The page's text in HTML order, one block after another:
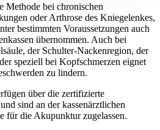
Methode bei chronischen
oder Arthrose des Kniegelenkes,
bestimmten Voraussetzungen auch
übernommen. Auch bei
der Schulter-Nackenregion, der
speziell bei Kopfschmerzen eignet
zu lindern.
über die zertifizierte
sind an der kassenärztlichen
für die Akupunktur zugelassen.